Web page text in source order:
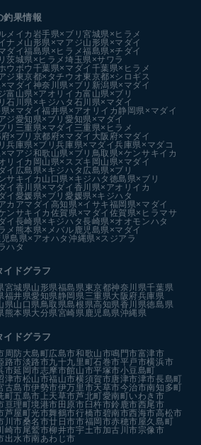
釣果情報
メイカ 岩手県×ブリ宮城県×ヒラメ
ナメ 山形県×マアジ山形県×マダイ
ダイ福島県×ヒラメ福島県×チダイ
茨城県×ヒラメ埼玉県×サワラ
ウボウ 千葉県×マダイ 千葉県×ヒラメ
ジ 東京都×タチウオ東京都×シロギス
マダイ 神奈川県×ブリ 新潟県×マダイ
富山県×アオリイカ富山県×ブリ
石川県×キジハタ 石川県×マダイ
×マダイ福井県×アオリイカ 静岡県×マダイ
ジ愛知県×ブリ愛知県×マダイ
リ 三重県×マダイ 三重県×ヒラメ
×ブリ 京都府×マダイ 大阪府×マダイ
兵庫県×ブリ兵庫県×マダイ兵庫県×マダコ
マアジ和歌山県×ブリ 鳥取県×ケンサキイカ
リイカ 岡山県×スズキ 岡山県×マダイ
イ 広島県×キジハタ 広島県×ブリ
サキイカ 山口県×キジハタ 徳島県×ブリ
イ 香川県×マダイ 香川県×アオリイカ
イ 愛媛県×ブリ愛媛県×キジハタ
カアマダイ 高知県×イサキ福岡県×マダイ
ンサキイカ 佐賀県×マダイ 佐賀県×ヒラマサ
イ 長崎県×キジハタ長崎県×オオモンハタ
メ 熊本県×メバル鹿児島県×マダイ
児島県×アオハタ沖縄県×スジアラ
ハタ
イドグラフ
宮城県山形県福島県東京都神奈川県千葉県
福井県愛知県静岡県三重県大阪府兵庫県
県山口県鳥取県島根県高知県香川県徳島県
熊本県大分県宮崎県鹿児島県沖縄県
イドグラフ
周防大島町広島市和歌山市鳴門市富津市
路市淡路市九十九里町石巻市平戸市横浜市
市延岡市志摩市館山市平塚市小豆島町
津市松山市福山市横須賀市唐津市津市長島町
古島市伊勢市伊万里市天草市今治市南知多町
町五島市 上天草市芦北町愛南町いわき市
亘理町境港市 田原市 臼杵市鈴鹿市西尾市
芦屋町光市舞鶴市行橋市碧南市西海市高松市
川市桑名市廿日市市福岡市赤穂市屋久島町
崎市尾鷲市柳井市宇土市加古川市宗像市
出水市南あわじ市